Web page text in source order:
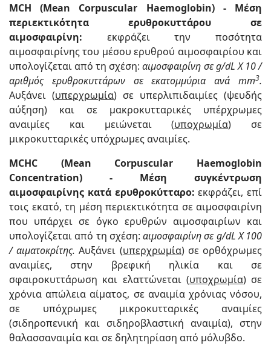
MCH (Mean Corpuscular Haemoglobin) - Μέση
περιεκτικότητα ερυθροκυττάρου σε
αιμοσφαιρίνη: εκφράζει την ποσότητα
αιμοσφαιρίνης του μέσου ερυθρού αιμοσφαιρίου και
υπολογίζεται από τη σχέση:αιμοσφαιρίνη σε g/dL Χ 10 /
αριθμός ερυθροκυττάρων σε εκατομμύρια ανά mm3.
Αυξάνει (υπερχρωμία) σε υπερλιπιδαιμίες (ψευδής
αύξηση) και σε μακροκυτταρικές υπέρχρωμες
αναιμίες και μειώνεται (υποχρωμία) σε
μικροκυτταρικές υπόχρωμες αναιμίες.
MCHC (Mean Corpuscular Haemoglobin
Concentration) - Μέση συγκέντρωση
αιμοσφαιρίνης κατά ερυθροκύτταρο: εκφράζει, επί
τοις εκατό, τη μέση περιεκτικότητα σε αιμοσφαιρίνη
που υπάρχει σε όγκο ερυθρών αιμοσφαιρίων και
υπολογίζεται από τη σχέση: αιμοσφαιρίνησε g/dLΧ 100
/ αιματοκρίτης. Αυξάνει (υπερχρωμία) σε ορθόχρωμες
αναιμίες, στην βρεφική ηλικία και σε
σφαιροκυττάρωση και ελαττώνεται (υποχρωμία) σε
χρόνια απώλεια αίματος, σε αναιμία χρόνιας νόσου,
σε υπόχρωμες μικροκυτταρικές αναιμίες
(σιδηροπενική και σιδηροβλαστική αναιμία), στην
θαλασσαναιμία και σε δηλητηρίαση από μόλυβδο.